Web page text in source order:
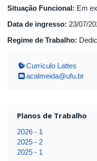
Situação Funcional: Em
Data de ingresso: 23/07/
Regime de Trabalho:
Currículo Lattes
acalmeida@ufu.br
Planos de Trabalho
2026 - 1
2025 - 2
2025 - 1